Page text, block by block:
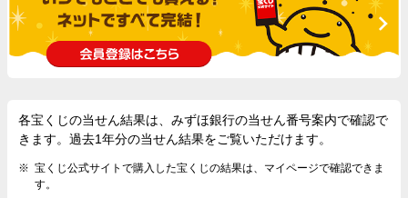
各宝くじの当せん結果は、みずほ銀行の当せん番号案内で確認で
きます。過去1年分の当せん結果をご覧いただけます。
宝くじ公式サイトで購入した宝くじの結果は、マイページで確認できま
す。